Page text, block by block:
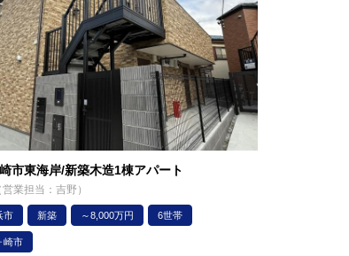
市東海岸/新築木造1棟アパート
業担当：吉野）
市 新築 ～8,000万円 6世帯
崎市